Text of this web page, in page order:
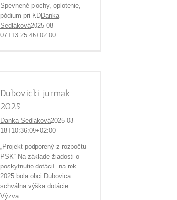
Spevnené plochy, oplotenie,
pódium pri KDDanka
Sedláková2025-08-
07T13:25:46+02:00
Dubovicki jurmak
2025
Danka Sedláková2025-08-
18T10:36:09+02:00
„Projekt podporený z rozpočtu
PSK“ Na základe žiadosti o
poskytnutie dotácií na rok
2025 bola obci Dubovica
schválna výška dotácie:
Výzva: